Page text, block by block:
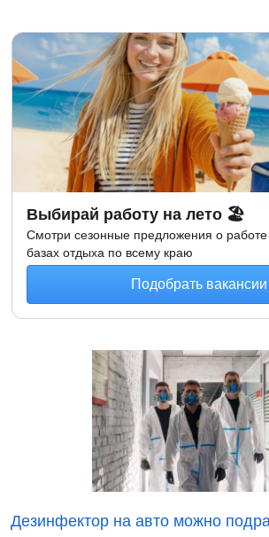
Выбирай работу на лето 🏖
Смотри сезонные предложения о
базах отдыха по всему краю
Подобрать вакансии
Дезинфектор на авто можно